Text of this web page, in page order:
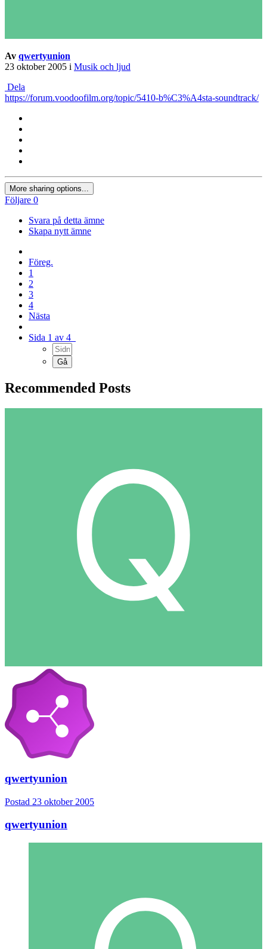
Av qwertyunion
23 oktober 2005 i Musik och ljud
Dela
https://forum.voodoofilm.org/topic/5410-b%C3%A4sta-soundtrack/
More sharing options...
Följare 0
Svara på detta ämne
Skapa nytt ämne
Föreg.
1
2
3
4
Nästa
Sida 1 av 4
Recommended Posts
qwertyunion
Postad 23 oktober 2005
qwertyunion